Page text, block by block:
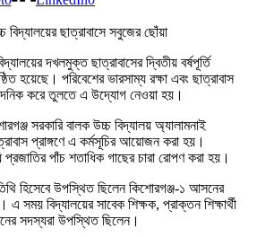
দখলমুক্ত ছাত্রাবাসের দ্বিতীয় বর্ষপূর্তি
হয়েছে। পরিবেশের ভারসাম্য রক্ষা এবং ছাত্রাবাস
করে তুলতে এ উদ্যোগ নেওয়া হয়।
সরকারি বালক উচ্চ বিদ্যালয় অ্যালামনাই
প্রাঙ্গণে এ কর্মসূচির আয়োজন করা হয়।
পাঁচ শতাধিক গাছের চারা রোপণ করা হয়।
হিসেবে উপস্থিত ছিলেন কিশোরগঞ্জ-১ আসনের
সময় বিদ্যালয়ের সাবেক শিক্ষক, প্রাক্তন শিক্ষার্থী
সদস্যরা উপস্থিত ছিলেন।